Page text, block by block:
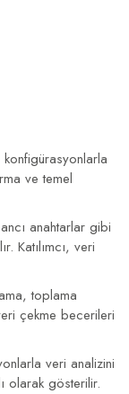
ve temel
anahtarlar gibi
Katılımcı, veri
toplama
çekme becerileri
veri analizini
olarak gösterilir.